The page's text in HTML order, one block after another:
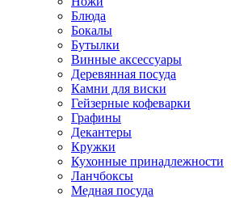
Блюда
Бокалы
Бутылки
Винные аксессуары
Деревянная посуда
Камни для виски
Гейзерные кофеварки
Графины
Декантеры
Кружки
Кухонные принадлежности
Ланчбоксы
Медная посуда